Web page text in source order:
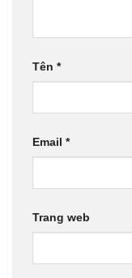
Tên *
Email *
Trang web